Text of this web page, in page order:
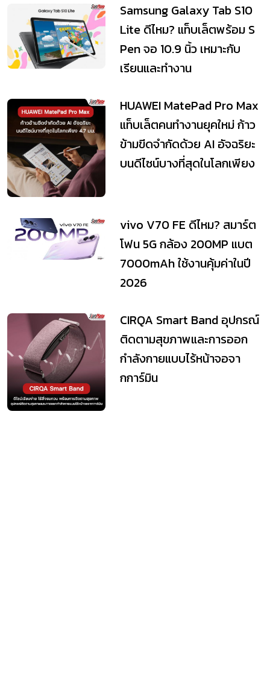
Samsung Galaxy Tab S10
Lite ดีไหม? แท็บเล็ตพร้อม S
Pen จอ 10.9 นิ้ว เหมาะกับ
เรียนและทำงาน
HUAWEI MatePad Pro Max
แท็บเล็ตคนทำงานยุคใหม่ ก้าว
ข้ามขีดจำกัดด้วย AI อัจฉริยะ
บนดีไซน์บางที่สุดในโลกเพียง
vivo V70 FE ดีไหม? สมาร์ต
โฟน 5G กล้อง 200MP แบต
7000mAh ใช้งานคุ้มค่าในปี
2026
CIRQA Smart Band อุปกรณ์
ติดตามสุขภาพและการออก
กำลังกายแบบไร้หน้าจอจา
กการ์มิน